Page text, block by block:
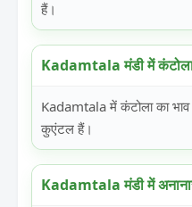
हैं।
Kadamtala मंडी में कंटोला
Kadamtala में कंटोला का
कुएंटल हैं।
Kadamtala मंडी में